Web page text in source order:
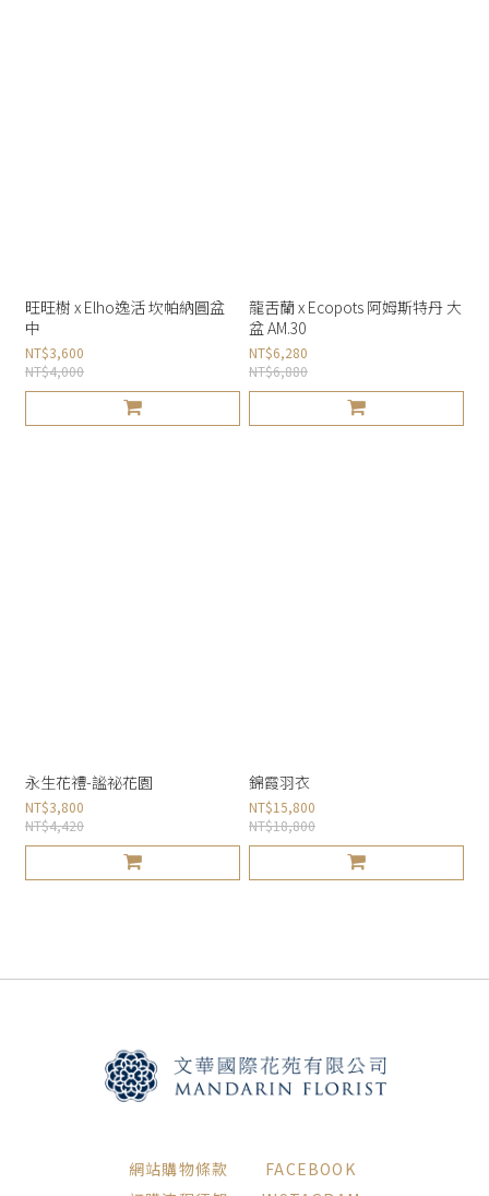
旺旺樹 x Elho逸活 坎帕納圓盆
中
NT$3,600
NT$4,000
龍舌蘭 x Ecopots 阿姆斯特丹 大
盆 AM.30
NT$6,280
NT$6,880
永生花禮-謐祕花園
NT$3,800
NT$4,420
錦霞羽衣
NT$15,800
NT$18,800
網站購物條款
FACEBOOK